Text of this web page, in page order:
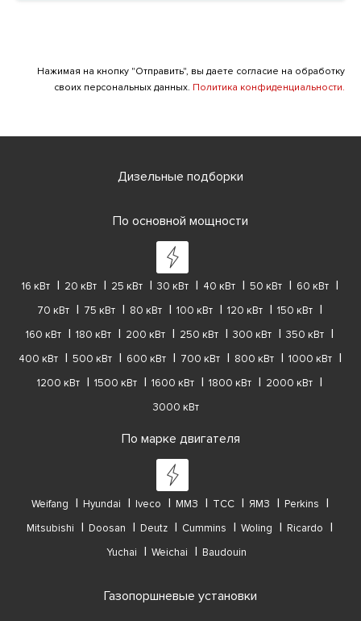
Нажимая на кнопку "Отправить", вы даете согласие на обработку
своих персональных данных. Политика конфиденциальности.
Дизельные подборки
По основной мощности
16 кВт 20 кВт 25 кВт 30 кВт 40 кВт 50 кВт
60 кВт
70 кВт
75 кВт 80 кВт 100 кВт 120 кВт
150 кВт
160 кВт
180 кВт 200 кВт 250 кВт 300 кВт
350 кВт
400 кВт
500 кВт 600 кВт 700 кВт 800 кВт
1000 кВт
1200 кВт
1500 кВт 1600 кВт 1800 кВт
2000 кВт
3000 кВт
По марке двигателя
Weifang Hyundai Iveco ММЗ ТСС ЯМЗ
Perkins
Mitsubishi
Doosan Deutz Cummins Woling
Ricardo
Yuchai
Weichai Baudouin
Газопоршневые установки